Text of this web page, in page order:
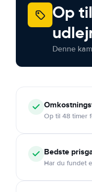
Op
Denne
Op til 48 timer
Bedste
Har du fundet